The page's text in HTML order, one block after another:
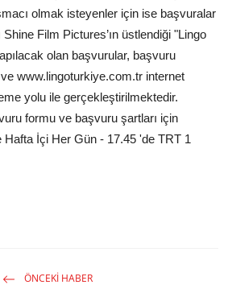
olmak isteyenler için ise başvuralar
Shine Film Pictures’ın üstlendiği "Lingo
olan başvurular, başvuru
www.lingoturkiye.com.tr internet
yolu ile gerçekleştirilmektedir.
formu ve başvuru şartları için
Hafta İçi Her Gün - 17.45 'de TRT 1
ÖNCEKI HABER